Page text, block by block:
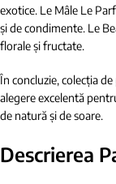
exotice. Le Mâle Le
și de condimente. Le
florale și fructate.
În concluzie, colecția
alegere excelentă
de natură și de soare.
Descrierea